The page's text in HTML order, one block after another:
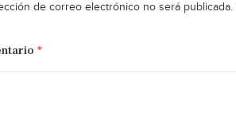
de correo electrónico no será publicada.
*